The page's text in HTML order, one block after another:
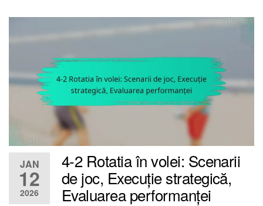
JAN
12
2026
4-2 Rotatia în volei: Scenarii
de joc, Execuție strategică,
Evaluarea performanței